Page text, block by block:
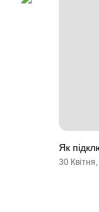
Як
30